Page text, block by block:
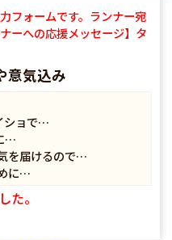
フォームです。ランナー宛
ーへの応援メッセージ】タ
意気込み
ショで…
…
を届けるので…
に…
た。